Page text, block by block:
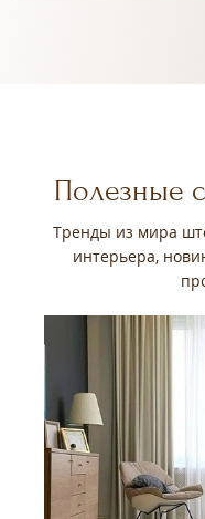
Полезные
Тренды из мира
интерьера,